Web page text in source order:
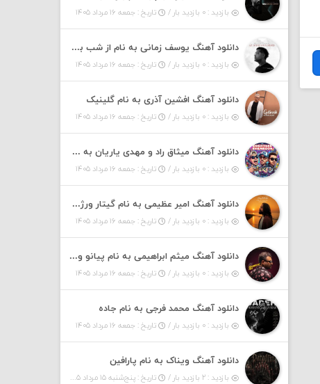
بازدید : ۰ بازدید بار / تاریخ : جمعه ۱۶ مرداد ۱۴۰۵
دانلود آهنگ یوسف زمانی به نام از شب بپرسید
بازدید : ۰ بازدید بار / تاریخ : جمعه ۱۶ مرداد ۱۴۰۵
دانلود آهنگ افشین آذری به نام گلینیک
بازدید : ۰ بازدید بار / تاریخ : جمعه ۱۶ مرداد ۱۴۰۵
دانلود آهنگ میثاق راد و مهدی یاریان به نام دختر شمرون
بازدید : ۰ بازدید بار / تاریخ : جمعه ۱۶ مرداد ۱۴۰۵
دانلود آهنگ امیر عظیمی به نام گیتار ورژن دختر بندر
بازدید : ۰ بازدید بار / تاریخ : جمعه ۱۶ مرداد ۱۴۰۵
دانلود آهنگ میثم ابراهیمی به نام پیانو ورژن مهربون من
بازدید : ۰ بازدید بار / تاریخ : جمعه ۱۶ مرداد ۱۴۰۵
دانلود آهنگ محمد فرجی به نام جاده
بازدید : ۰ بازدید بار / تاریخ : جمعه ۱۶ مرداد ۱۴۰۵
دانلود آهنگ ویناک به نام پارافین
بازدید : ۲ بازدید بار / تاریخ : پنج‌شنبه ۱۵ مرداد ۱۴۰۵